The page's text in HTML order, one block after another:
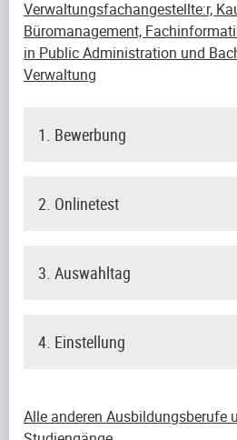
Verwaltungsfachangestellte:r,
Büromanagement,
in Public Administration und
Verwaltung
1. Bewerbung
2. Onlinetest
3. Auswahltag
4. Einstellung
Alle anderen Ausbildungsberufe